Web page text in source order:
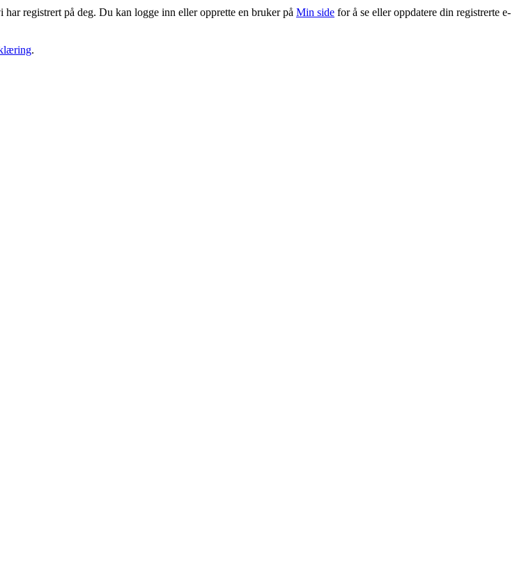
registrert på deg. Du kan logge inn eller opprette en bruker på Min side for å se eller oppdatere din registrerte e-
.